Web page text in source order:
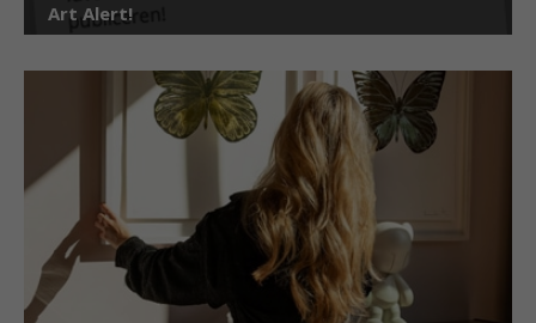
Art Alert!